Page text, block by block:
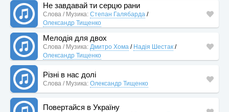
Не завдавай ти серцю рани
Слова / Музика: Степан Галябарда /
Олександр Тищенко
Мелодія для двох
Слова / Музика: Дмитро Хома / Надія Шестак /
Олександр Тищенко
Різні в нас долі
Слова / Музика: Олександр Тищенко
Повертайся в Україну